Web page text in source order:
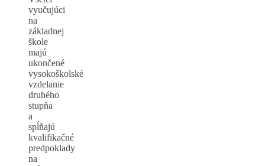
vyučujúci
na
základnej
škole
majú
ukončené
vysokoškolské
vzdelanie
druhého
stupňa
a
spĺňajú
kvalifikačné
predpoklady
na